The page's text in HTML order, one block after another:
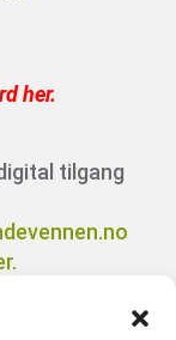
her.
tilgang